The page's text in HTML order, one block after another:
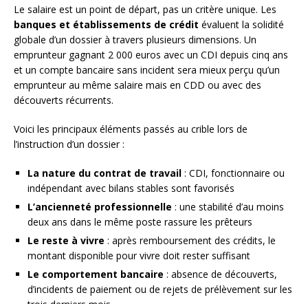
Le salaire est un point de départ, pas un critère unique. Les
banques et établissements de crédit évaluent la solidité
globale d’un dossier à travers plusieurs dimensions. Un
emprunteur gagnant 2 000 euros avec un CDI depuis cinq ans
et un compte bancaire sans incident sera mieux perçu qu’un
emprunteur au même salaire mais en CDD ou avec des
découverts récurrents.
Voici les principaux éléments passés au crible lors de
l’instruction d’un dossier :
La nature du contrat de travail : CDI, fonctionnaire ou
indépendant avec bilans stables sont favorisés
L’ancienneté professionnelle : une stabilité d’au moins
deux ans dans le même poste rassure les prêteurs
Le reste à vivre : après remboursement des crédits, le
montant disponible pour vivre doit rester suffisant
Le comportement bancaire : absence de découverts,
d’incidents de paiement ou de rejets de prélèvement sur les